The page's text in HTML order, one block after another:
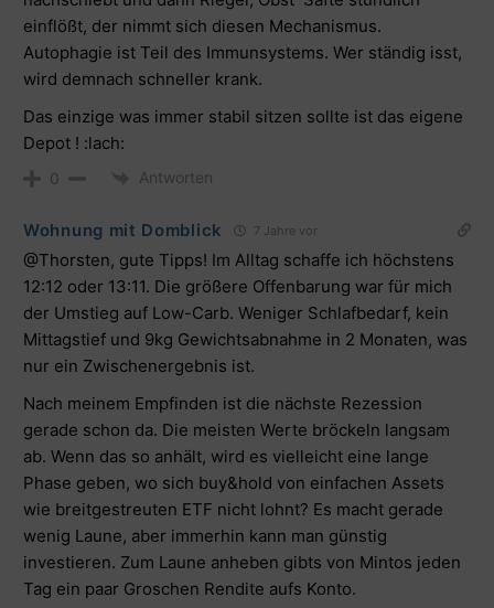
einflößt, der nimmt sich diesen Mechanismus.
Autophagie ist Teil des Immunsystems. Wer ständig isst,
wird demnach schneller krank.
Das einzige was immer stabil sitzen sollte ist das eigene
Depot ! :lach:
0 Antworten
Wohnung mit Domblick 7 Jahre vor
@Thorsten, gute Tipps! Im Alltag schaffe ich höchstens
12:12 oder 13:11. Die größere Offenbarung war für mich
der Umstieg auf Low-Carb. Weniger Schlafbedarf, kein
Mittagstief und 9kg Gewichtsabnahme in 2 Monaten, was
nur ein Zwischenergebnis ist.
Nach meinem Empfinden ist die nächste Rezession
gerade schon da. Die meisten Werte bröckeln langsam
ab. Wenn das so anhält, wird es vielleicht eine lange
Phase geben, wo sich buy&hold von einfachen Assets
wie breitgestreuten ETF nicht lohnt? Es macht gerade
wenig Laune, aber immerhin kann man günstig
investieren. Zum Laune anheben gibts von Mintos jeden
Tag ein paar Groschen Rendite aufs Konto.